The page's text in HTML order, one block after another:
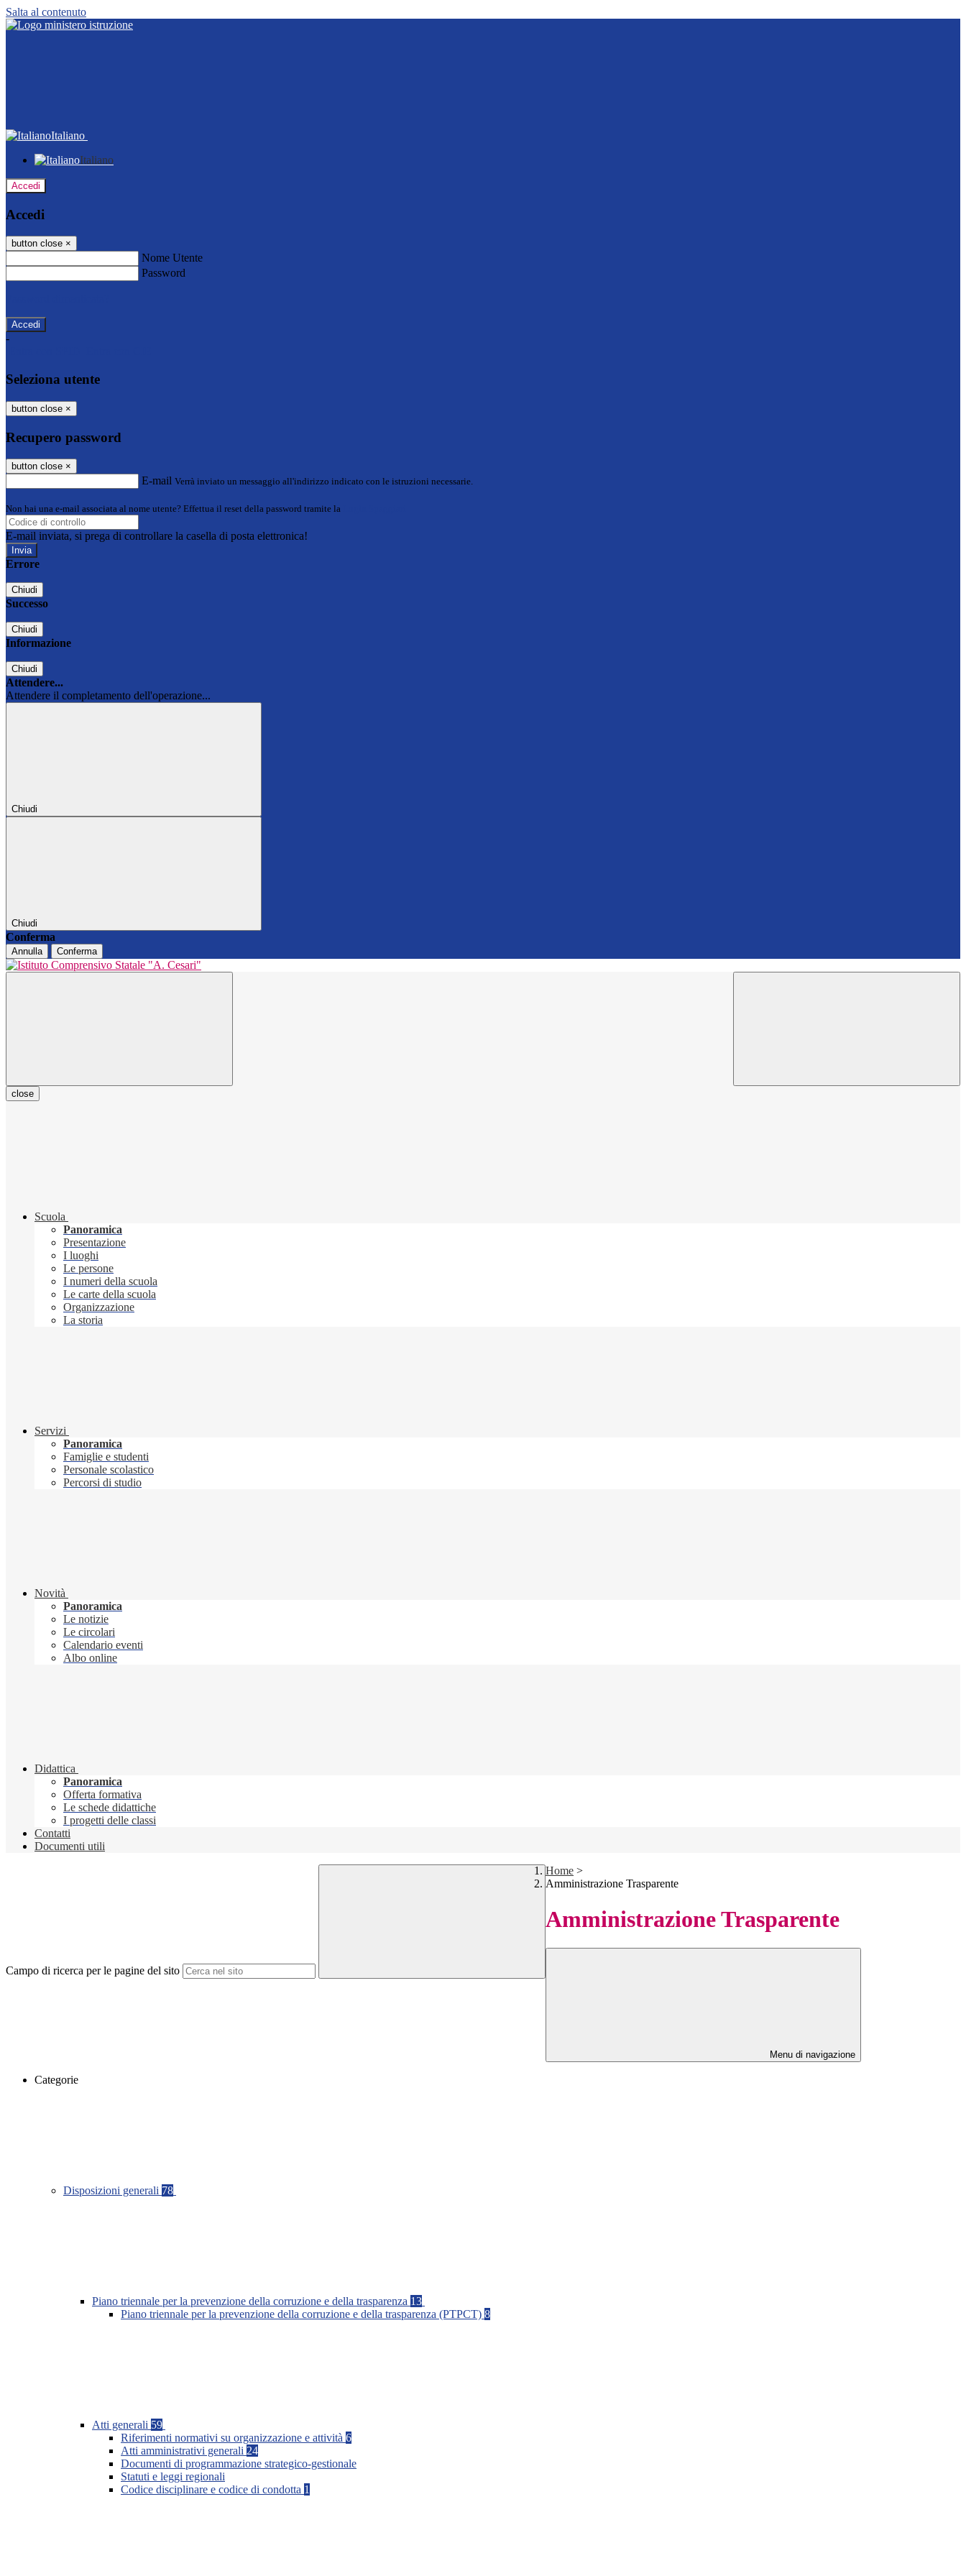
Salta al contenuto
Italiano
Italiano
Accedi
Accedi
button close ×
Nome Utente
Password
-
Seleziona utente
button close ×
Recupero password
button close ×
E-mail Verrà inviato un messaggio all'indirizzo indicato con le istruzioni necessarie.
Non hai una e-mail associata al nome utente? Effettua il reset della password tramite la
E-mail inviata, si prega di controllare la casella di posta elettronica!
Errore
Chiudi
Successo
Chiudi
Informazione
Chiudi
Attendere...
Attendere il completamento dell'operazione...
Chiudi
Chiudi
Conferma
Annulla Conferma
close
Scuola
Panoramica
Presentazione
I luoghi
Le persone
I numeri della scuola
Le carte della scuola
Organizzazione
La storia
Servizi
Panoramica
Famiglie e studenti
Personale scolastico
Percorsi di studio
Novità
Panoramica
Le notizie
Le circolari
Calendario eventi
Albo online
Didattica
Panoramica
Offerta formativa
Le schede didattiche
I progetti delle classi
Contatti
Documenti utili
Campo di ricerca per le pagine del sito
Home >
Amministrazione Trasparente
Amministrazione Trasparente
Menu di navigazione
Categorie
Disposizioni generali 78
Piano triennale per la prevenzione della corruzione e della trasparenza 13
Piano triennale per la prevenzione della corruzione e della trasparenza (PTPCT) 8
Atti generali 59
Riferimenti normativi su organizzazione e attività 6
Atti amministrativi generali 24
Documenti di programmazione strategico-gestionale
Statuti e leggi regionali
Codice disciplinare e codice di condotta 1